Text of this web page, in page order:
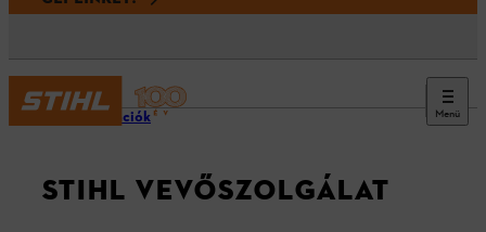
Menü
Információk
STIHL VEVŐSZOLGÁLAT